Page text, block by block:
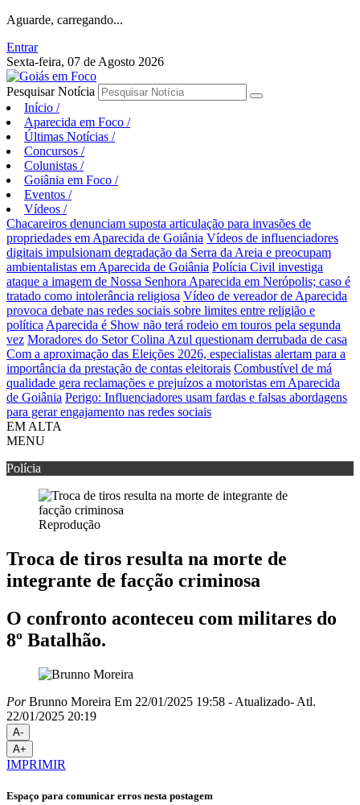
Aguarde, carregando...
Entrar
Sexta-feira, 07 de Agosto 2026
Pesquisar Notícia
Início /
Aparecida em Foco /
Últimas Notícias /
Concursos /
Colunistas /
Goiânia em Foco /
Eventos /
Vídeos /
Chacareiros denunciam suposta articulação para invasões de
propriedades em Aparecida de Goiânia Vídeos de influenciadores
digitais impulsionam degradação da Serra da Areia e preocupam
ambientalistas em Aparecida de Goiânia Polícia Civil investiga
ataque a imagem de Nossa Senhora Aparecida em Nerópolis; caso é
tratado como intolerância religiosa Vídeo de vereador de Aparecida
provoca debate nas redes sociais sobre limites entre religião e
política Aparecida é Show não terá rodeio em touros pela segunda
vez Moradores do Setor Colina Azul questionam derrubada de casa
Com a aproximação das Eleições 2026, especialistas alertam para a
importância da prestação de contas eleitorais Combustível de má
qualidade gera reclamações e prejuízos a motoristas em Aparecida
de Goiânia Perigo: Influenciadores usam fardas e falsas abordagens
para gerar engajamento nas redes sociais
EM ALTA
MENU
Polícia
Reprodução
Troca de tiros resulta na morte de
integrante de facção criminosa
O confronto aconteceu com militares do
8º Batalhão.
PorBrunno Moreira Em 22/01/2025 19:58 - Atualizado- Atl.
22/01/2025 20:19
A-
A+
IMPRIMIR
Espaço para comunicar erros nesta postagem